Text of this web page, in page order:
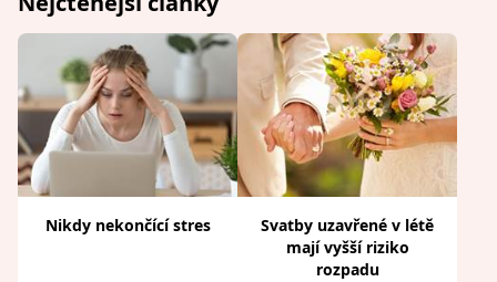
Nikdy nekončící stres
Svatby uzavřené v létě
mají vyšší riziko
rozpadu